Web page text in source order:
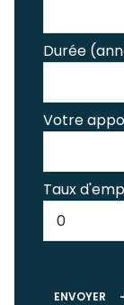
Durée
Votre
Taux
ENVOYER